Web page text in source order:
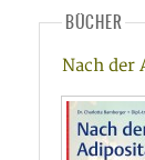
BÜCHER
Nach der